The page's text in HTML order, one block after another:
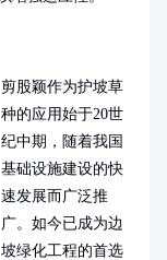
剪股颖作为护坡草
种的应用始于20世
纪中期，随着我国
基础设施建设的快
速发展而广泛推
广。如今已成为边
坡绿化工程的首选